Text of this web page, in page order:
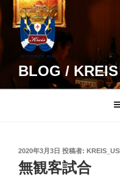
コ
BLOG /
投
稿
日:
2020年3月3日 投稿者:
無観客試合